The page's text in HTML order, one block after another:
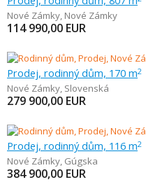
Nové Zámky, Nové Zámky
114 990,00 EUR
Prodej, rodinný dům, 170 m2
Nové Zámky, Slovenská
279 900,00 EUR
Prodej, rodinný dům, 116 m2
Nové Zámky, Gúgska
384 900,00 EUR